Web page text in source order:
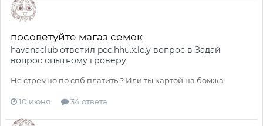
посоветуйте магаз семок
havanaclub ответил pec.hhu.x.le.y вопрос в Задай
вопрос опытному гроверу
Не стремно по спб платить ? Или ты картой на бомжа
10 июня 34 ответа